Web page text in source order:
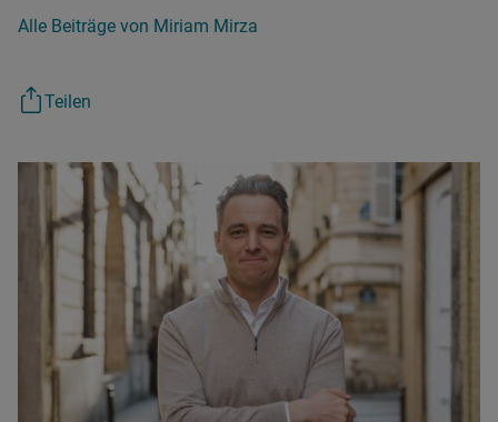
Alle Beiträge von Miriam Mirza
Teilen